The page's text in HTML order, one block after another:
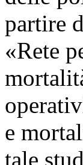
partire
«Rete
e
tale